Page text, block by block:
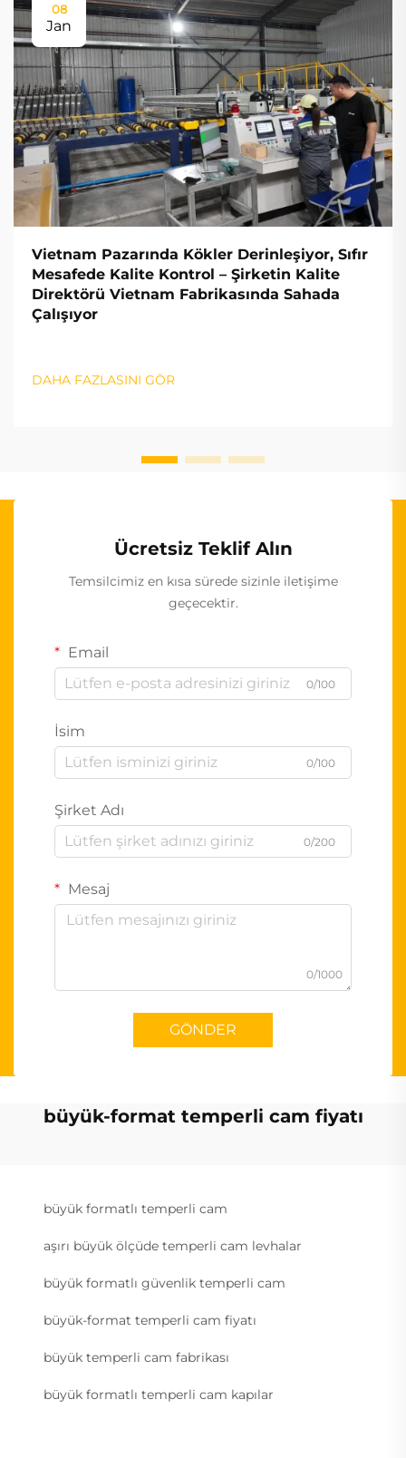
08
Jan
Vietnam Pazarında Kökler Derinleşiyor, Sıfır
Mesafede Kalite Kontrol – Şirketin Kalite
Direktörü Vietnam Fabrikasında Sahada
Çalışıyor
DAHA FAZLASINI GÖR
Ücretsiz Teklif Alın
Temsilcimiz en kısa sürede sizinle iletişime
geçecektir.
Email
0/100
İsim
0/100
Şirket Adı
0/200
Mesaj
0/1000
GÖNDER
büyük-format temperli cam fiyatı
büyük formatlı temperli cam
aşırı büyük ölçüde temperli cam levhalar
büyük formatlı güvenlik temperli cam
büyük-format temperli cam fiyatı
büyük temperli cam fabrikası
büyük formatlı temperli cam kapılar